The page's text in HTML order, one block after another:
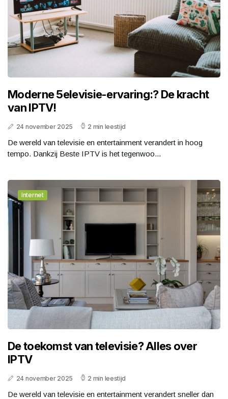
Moderne 5elevisie-ervaring:? De kracht
van IPTV!
24 november 2025 2 min leestijd
De wereld van televisie en entertainment verandert in hoog
tempo. Dankzij Beste IPTV is het tegenwoo...
Internet
De toekomst van televisie? Alles over
IPTV
24 november 2025 2 min leestijd
De wereld van televisie en entertainment verandert sneller dan